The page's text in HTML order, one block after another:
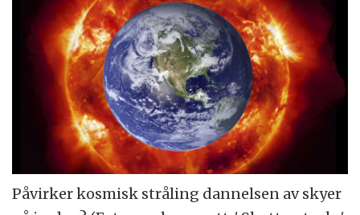
Påvirker kosmisk stråling dannelsen av skyer